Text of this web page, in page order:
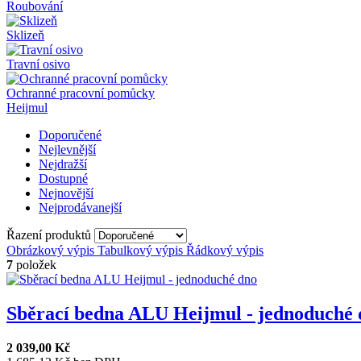
Roubování
Sklizeň
Travní osivo
Ochranné pracovní pomůcky
Heijmul
Doporučené
Nejlevnější
Nejdražší
Dostupné
Nejnovější
Nejprodávanejší
Řazení produktů
Obrázkový výpis Tabulkový výpis Řádkový výpis
7 položek
Sběrací bedna ALU Heijmul - jednoduché
2 039,00 Kč